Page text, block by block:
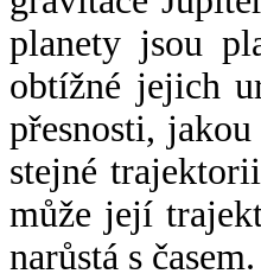
planety jsou
obtížné jejich
přesnosti,
stejné
může její
narůstá s časem.